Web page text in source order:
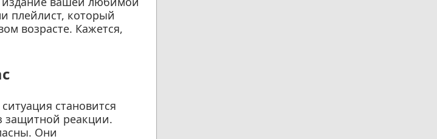
плейлист, который
возрасте. Кажется,
становится
защитной реакции.
Они